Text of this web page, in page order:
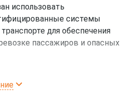
использовать
системы
для обеспечения
пассажиров и опасных
РФ №969